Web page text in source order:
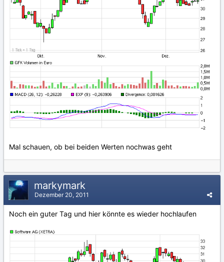
Mal schauen, ob bei beiden Werten nochwas geht
markymark
Dezember 20, 2011
Noch ein guter Tag und hier könnte es wieder hochlaufen